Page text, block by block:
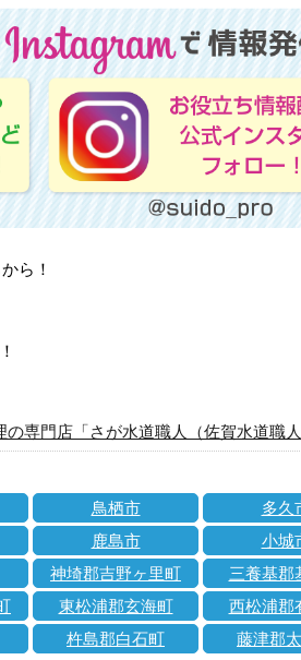
ら！
専門店「さが水道職人（佐賀水道職人
鳥栖市
多久
鹿島市
小城
神埼郡吉野ヶ里町
三養基郡
東松浦郡玄海町
西松浦郡
杵島郡白石町
藤津郡